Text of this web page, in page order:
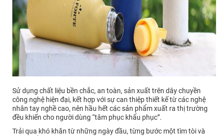
Sử dụng chất liệu bền chắc, an toàn, sản xuất trên dây chuyền
công nghệ hiện đại, kết hợp với sự can thiệp thiết kế từ các nghệ
nhân tay nghề cao, nên hầu hết các sản phẩm xuất ra thị trường
đều khiến cho người dùng “tâm phục khẩu phục”.
Trải qua khó khăn từ những ngày đầu, từng bước một tìm tòi và